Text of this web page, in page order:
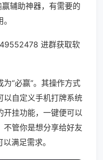
辅助神器，有需要的
进群获取软
“必赢”。其操作方式
以自定义手机打牌系统
开挂功能，一键便可以
不管你是想分享给好友
满足需求。